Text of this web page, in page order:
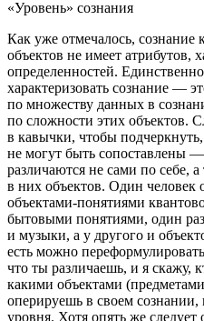
«Уровень» сознания
Как уже отмечалось, сознание
объектов не имеет атрибутов,
определенностей.
характеризовать сознание —
по множеству данных в
по сложности этих объектов.
в кавычки, чтобы
не могут быть сопоставлены
различаются не сами по себе,
в них объектов. Один человек
объектами-понятиями
бытовыми понятиями, один
и музыки, а у другого и
есть можно
что ты различаешь, и я
какими объектами
оперируешь в своем сознании,
уровня. Хотя опять же следует